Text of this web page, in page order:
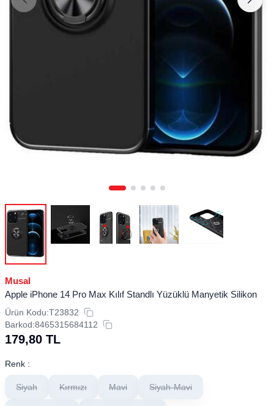
Musal
Apple iPhone 14 Pro Max Kılıf Standlı Yüzüklü Manyetik Silikon
Ürün Kodu:T23832
Barkod:8465315684112
179,80 TL
Renk :
Siyah Kırmızı Mavi Siyah-Mavi